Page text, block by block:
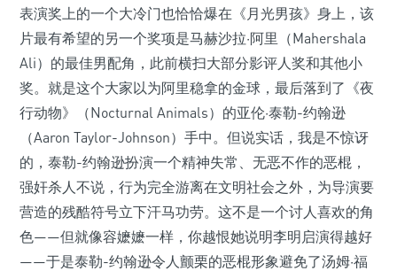
表演奖上的一个大冷门也恰恰爆在《月光男孩》身上，该
片最有希望的另一个奖项是马赫沙拉·阿里（Mahershala
Ali）的最佳男配角，此前横扫大部分影评人奖和其他小
奖。就是这个大家以为阿里稳拿的金球，最后落到了《夜
行动物》（Nocturnal Animals）的亚伦·泰勒-约翰逊
（Aaron Taylor-Johnson）手中。但说实话，我是不惊讶
的，泰勒-约翰逊扮演一个精神失常、无恶不作的恶棍，
强奸杀人不说，行为完全游离在文明社会之外，为导演要
营造的残酷符号立下汗马功劳。这不是一个讨人喜欢的角
色——但就像容嬷嬷一样，你越恨她说明李明启演得越好
——于是泰勒-约翰逊令人颤栗的恶棍形象避免了汤姆·福